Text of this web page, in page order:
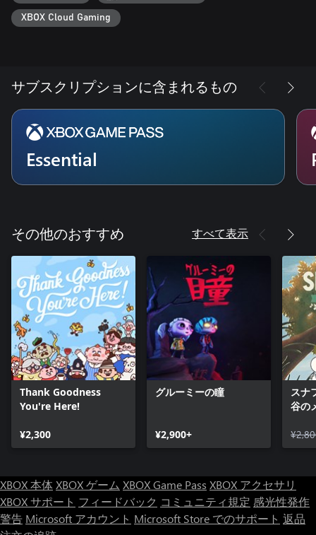
XBOX Cloud Gaming
サブスクリプションに含まれるもの
Essential
その他のおすすめ すべて表示
Thank Goodness
You're Here!
¥2,300
グルーミーの瞳
¥2,900+
スナ
谷の
XBOX 本体XBOX ゲーム XBOX Game Pass XBOX アクセサリ
XBOX サポート フィードバック コミュニティ規定 感光性発作
警告 Microsoft アカウント Microsoft Store でのサポート 返品